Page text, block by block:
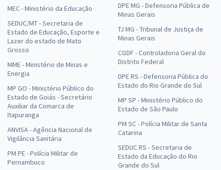
MEC - Ministério da Educação
SEDUC/MT - Secretaria de
Estado de Educação, Esporte e
Lazer do estado de Mato
Grosso
MME - Ministério de Minas e
Energia
MP GO - Ministério Público do
Estado de Goiás - Secretário
Auxiliar da Comarca de
Itapuranga
ANVISA - Agência Nacional de
Vigilância Sanitária
PM PE - Polícia Militar de
Pernambuco
DPE MG - Defensoria Pública de
Minas Gerais
TJ MG - Tribunal de Justiça de
Minas Gerais
CGDF - Controladoria Geral do
Distrito Federal
DPE RS - Defensoria Pública do
Estado do Rio Grande do Sul
MP SP - Ministério Público do
Estado de São Paulo
PM SC - Polícia Militar de Santa
Catarina
SEDUC RS - Secretaria de
Estado da Educação do Rio
Grande do Sul